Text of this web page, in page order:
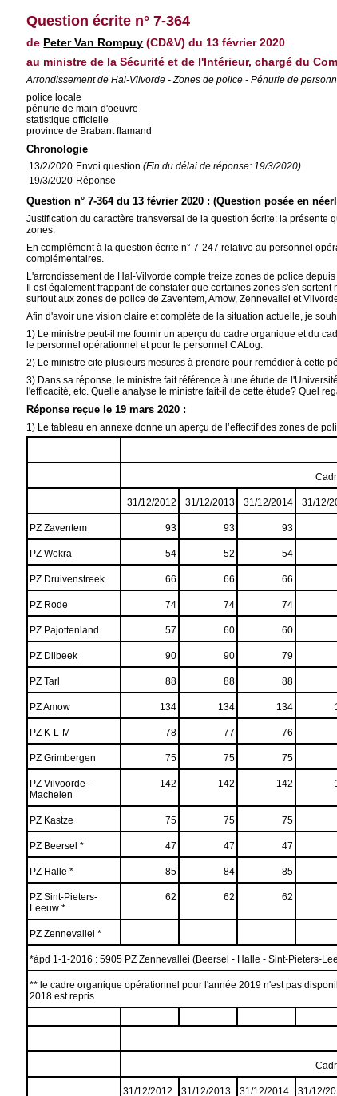
Question écrite n° 7-364
de Peter Van Rompuy (CD&V) du 13 février 2020
au ministre de la Sécurité et de l'Intérieur, chargé du
Arrondissement de Hal-Vilvorde - Zones de police - Pénurie de
police locale
pénurie de main-d'oeuvre
statistique officielle
province de Brabant flamand
Chronologie
13/2/2020 Envoi question(Fin du délai de réponse: 19/3/2020)
19/3/2020 Réponse
Question n° 7-364 du 13 février 2020 : (Question posée en
Justification du caractère transversal de la question écrite: la
zones.
En complément à la question écrite n° 7-247 relative au personnel
complémentaires.
L'arrondissement de Hal-Vilvorde compte treize zones de police
Il est également frappant de constater que certaines zones s'en
surtout aux zones de police de Zaventem, Amow, Zennevallei et
Afin d'avoir une vision claire et complète de la situation actuelle, je
1) Le ministre peut-il me fournir un aperçu du cadre organique et du
le personnel opérationnel et pour le personnel CALog.
2) Le ministre cite plusieurs mesures à prendre pour remédier à cette
3) Dans sa réponse, le ministre fait référence à une étude de
l'efficacité, etc. Quelle analyse le ministre fait-il de cette étude? Quel
Réponse reçue le 19 mars 2020 :
1) Le tableau en annexe donne un aperçu de l’effectif des zones de
31/12/2012 31/12/2013 31/12/2014 31/12/
PZ Zaventem 93 93 93
PZ Wokra 54 52 54
PZ Druivenstreek 66 66 66
PZ Rode 74 74 74
PZ Pajottenland 57 60 60
PZ Dilbeek 90 90 79
PZ Tarl 88 88 88
PZ Amow 134 134 134
PZ K-L-M 78 77 76
PZ Grimbergen 75 75 75
PZ Vilvoorde -
Machelen
142 142 142
PZ Kastze 75 75 75
PZ Beersel * 47 47 47
PZ Halle * 85 84 85
PZ Sint-Pieters-
Leeuw *
62 62 62
PZ Zennevallei *
*àpd 1-1-2016 : 5905 PZ Zennevallei (Beersel - Halle - Sint-Pieters-
** le cadre organique opérationnel pour l'année 2019 n'est pas
2018 est repris
31/12/2012 31/12/2013 31/12/2014 31/12/